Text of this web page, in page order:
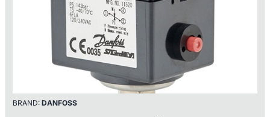
BRAND: DANFOSS